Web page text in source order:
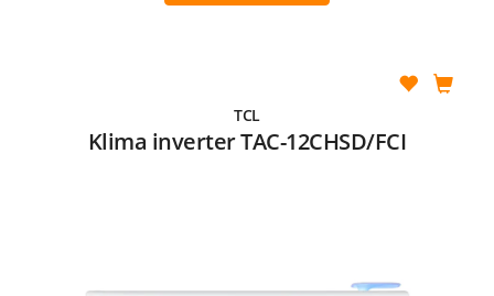
TCL
Klima inverter TAC-12CHSD/FCI